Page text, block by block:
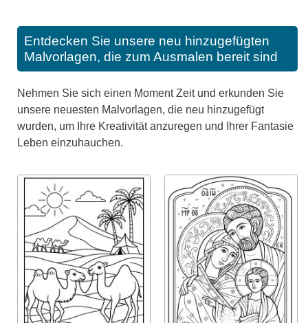
Entdecken Sie unsere neu hinzugefügten
Malvorlagen, die zum Ausmalen bereit sind
Nehmen Sie sich einen Moment Zeit und erkunden Sie
unsere neuesten Malvorlagen, die neu hinzugefügt
wurden, um Ihre Kreativität anzuregen und Ihrer Fantasie
Leben einzuhauchen.